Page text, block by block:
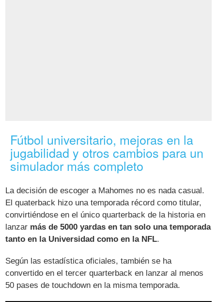
Fútbol universitario, mejoras en la
jugabilidad y otros cambios para un
simulador más completo
La decisión de escoger a Mahomes no es nada casual.
El quaterback hizo una temporada récord como titular,
convirtiéndose en el único quarterback de la historia en
lanzar más de 5000 yardas en tan solo una temporada
tanto en la Universidad como en la NFL.
Según las estadística oficiales, también se ha
convertido en el tercer quarterback en lanzar al menos
50 pases de touchdown en la misma temporada.